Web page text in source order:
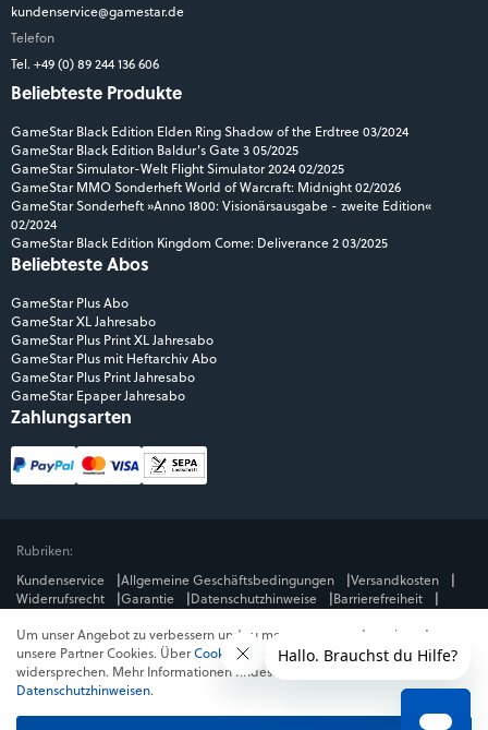
kundenservice@gamestar.de
Telefon
Tel. +49 (0) 89 244 136 606
Beliebteste Produkte
GameStar Black Edition Elden Ring Shadow of the Erdtree 03/2024
GameStar Black Edition Baldur's Gate 3 05/2025
GameStar Simulator-Welt Flight Simulator 2024 02/2025
GameStar MMO Sonderheft World of Warcraft: Midnight 02/2026
GameStar Sonderheft »Anno 1800: Visionärsausgabe - zweite Edition«
02/2024
GameStar Black Edition Kingdom Come: Deliverance 2 03/2025
Beliebteste Abos
GameStar Plus Abo
GameStar XL Jahresabo
GameStar Plus Print XL Jahresabo
GameStar Plus mit Heftarchiv Abo
GameStar Plus Print Jahresabo
GameStar Epaper Jahresabo
Zahlungsarten
Rubriken:
Kundenservice
Allgemeine Geschäftsbedingungen
Versandkosten
Widerrufsrecht
Garantie Datenschutzhinweise
Barrierefreiheit
Mediengruppe:
GameStar
GamePro MeinMMO Get Hero
Jeuxvideo.com
© Webedia - alle Rechte vorbehalten
* Alle Preise enthalten die jeweilige Mehrwertsteuer. Gegebenenfalls fallen
Um unser Angebot zu verbessern und zu messen, verwenden wir und
unsere Partner Cookies. ÜberCookies ablehnenkannst du dem
widersprechen. Mehr Informationen findest du in unseren
Datenschutzhinweisen.